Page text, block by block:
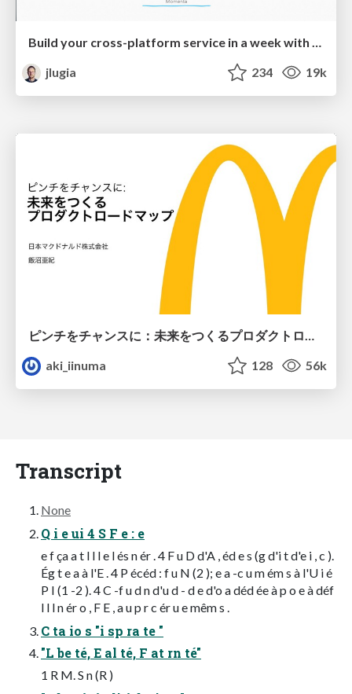
Build your cross-platform service in a week with App Engine
jlugia
234 19k
aki_iinuma
128 56k
Transcript
None
Q i e ui 4 S F e : e
e f ça a t l l l e l és n ér . 4 F u D d'A , éd e s (g d'i t d'e i , c ).
Ég t e a à l'E . 4 P écéd : f u N (2 ); e a -c u m ém s à l'U i é
P I (1 -2 ). 4 C -f u d n d'u d - d e d'o a déd ée à p o e à déf
l l l n ér o , F E , a u p r c ér u e mêm s .
C ta io s "i sp ra te "
"L be té, E al té, F at rn té"
1 R M. S n (R )